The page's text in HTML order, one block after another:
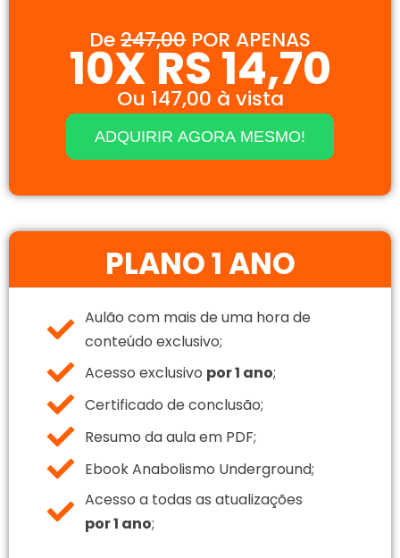
De247,00 POR APENAS
10X RS 14,70
Ou 147,00 à vista
ADQUIRIR AGORA MESMO!
PLANO 1 ANO
Aulão com mais de uma hora de
conteúdo exclusivo;
Acesso exclusivo por 1 ano;
Certificado de conclusão;
Resumo da aula em PDF;
Ebook Anabolismo Underground;
Acesso a todas as atualizações
por 1 ano;